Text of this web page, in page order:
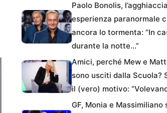
Paolo Bonolis,
esperienza paranormale
ancora lo tormenta: “In
durante la notte…”
Amici, perché Mew e
sono usciti dalla Scuola?
il (vero) motivo:
GF, Monia e Massimiliano